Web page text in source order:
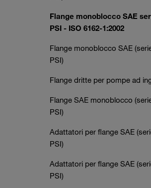
Flange monoblocco SAE
PSI - ISO 6162-1:2002
Flange monoblocco SAE
PSI)
Flange dritte per pompe ad
Flange SAE monoblocco
PSI)
Adattatori per flange SAE
PSI)
Adattatori per flange SAE
PSI)